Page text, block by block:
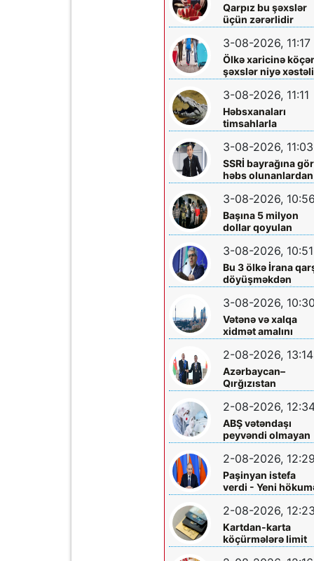
Qarpız bu şəxslər
üçün zərərlidir
3-08-2026, 11:17
Ölkə xaricinə
şəxslər niyə
tapırlar?
3-08-2026, 11:11
Həbsxanaları
timsahlarla
mühafizə etmək
planı - Qalmaqal
yaratdı
3-08-2026, 11:03
SSRİ bayrağına
həbs olunanlardan
biri Elçin Bayramlı
imiş
3-08-2026, 10:56
Başına 5 milyon
dollar qoyulan
“Ponço” belə həbs
edildi
3-08-2026, 10:51
Bu 3 ölkə İrana
döyüşməkdən
imtina etdi - XİN
rəsmisi açıqladı
3-08-2026, 10:30
Vətənə və xalqa
xidmət amalını
yaşadan iş adamı –
Üzeyir İsmayılov
2-08-2026, 13:14
Azərbaycan–
Qırğızıstan
münasibətləri Orta
Dəhlizin inkişafına
təkan verir
2-08-2026,
ABŞ vətəndaşı
peyvəndi olmayan
nadir virusa
2-08-2026, 12:29
Paşinyan istefa
verdi - Yeni
formalaşdırılır
2-08-2026, 12:23
Kartdan-karta
köçürmələrə limit
qoyuldu